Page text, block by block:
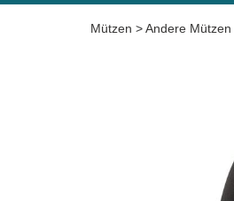
Mützen >Andere Mützen